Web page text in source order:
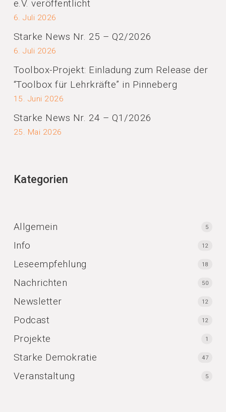
e.V. veröffentlicht
6. Juli 2026
Starke News Nr. 25 – Q2/2026
6. Juli 2026
Toolbox-Projekt: Einladung zum Release der
“Toolbox für Lehrkräfte” in Pinneberg
15. Juni 2026
Starke News Nr. 24 – Q1/2026
25. Mai 2026
Kategorien
Allgemein 5
Info 12
Leseempfehlung 18
Nachrichten 50
Newsletter 12
Podcast 12
Projekte 1
Starke Demokratie 47
Veranstaltung 5